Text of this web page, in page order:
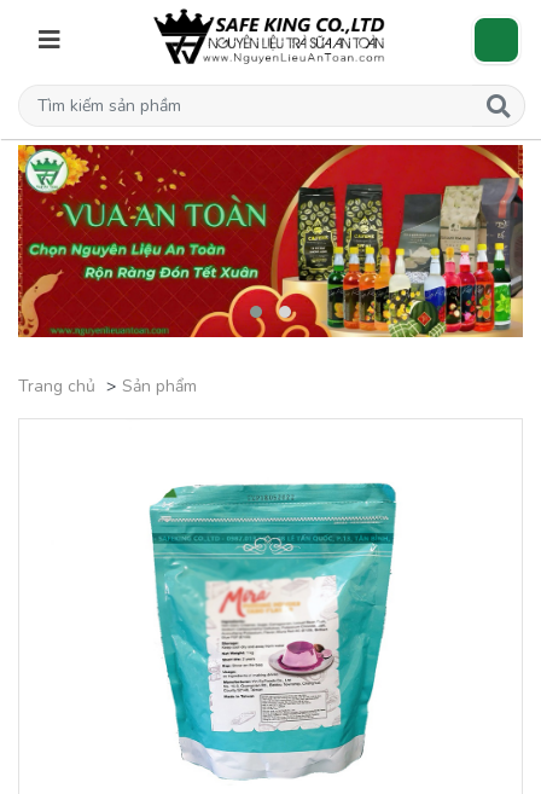
Trang chủ Sản phẩm